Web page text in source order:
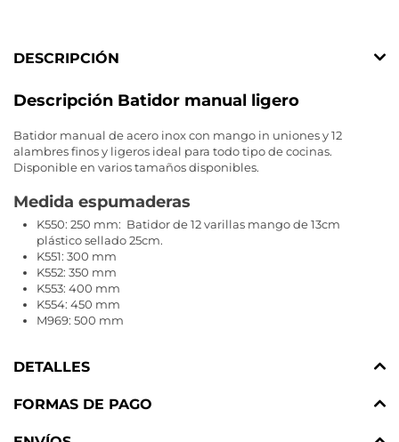
DESCRIPCIÓN
Descripción Batidor manual ligero
Batidor manual de acero inox con mango in uniones y 12
alambres finos y ligeros ideal para todo tipo de cocinas.
Disponible en varios tamaños disponibles.
Medida espumaderas
K550: 250 mm: Batidor de 12 varillas mango de 13cm
plástico sellado 25cm.
K551: 300 mm
K552: 350 mm
K553: 400 mm
K554: 450 mm
M969: 500 mm
DETALLES
FORMAS DE PAGO